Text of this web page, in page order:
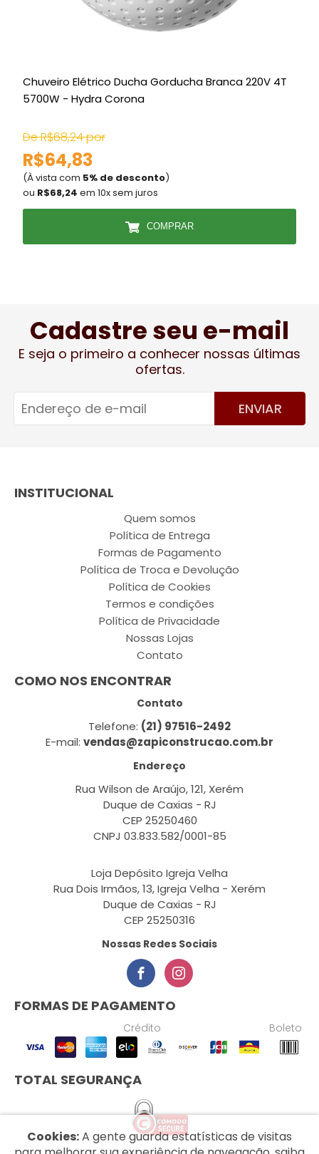
Chuveiro Elétrico Ducha Gorducha Branca 220V 4T
5700W - Hydra Corona
De R$68,24 por
R$64,83
(À vista com 5% de desconto)
ou R$68,24 em 10x sem juros
COMPRAR
Cadastre seu e-mail
E seja o primeiro a conhecer nossas últimas
ofertas.
ENVIAR
INSTITUCIONAL
Quem somos
Política de Entrega
Formas de Pagamento
Política de Troca e Devolução
Política de Cookies
Termos e condições
Política de Privacidade
Nossas Lojas
Contato
COMO NOS ENCONTRAR
Contato
Telefone: (21) 97516-2492
E-mail: vendas@zapiconstrucao.com.br
Endereço
Rua Wilson de Araújo, 121, Xerém
Duque de Caxias - RJ
CEP 25250460
CNPJ 03.833.582/0001-85
Loja Depósito Igreja Velha
Rua Dois Irmãos, 13, Igreja Velha - Xerém
Duque de Caxias - RJ
CEP 25250316
Nossas Redes Sociais
FORMAS DE PAGAMENTO
Crédito Boleto
TOTAL SEGURANÇA
Cookies:A gente guarda estatísticas de visitas